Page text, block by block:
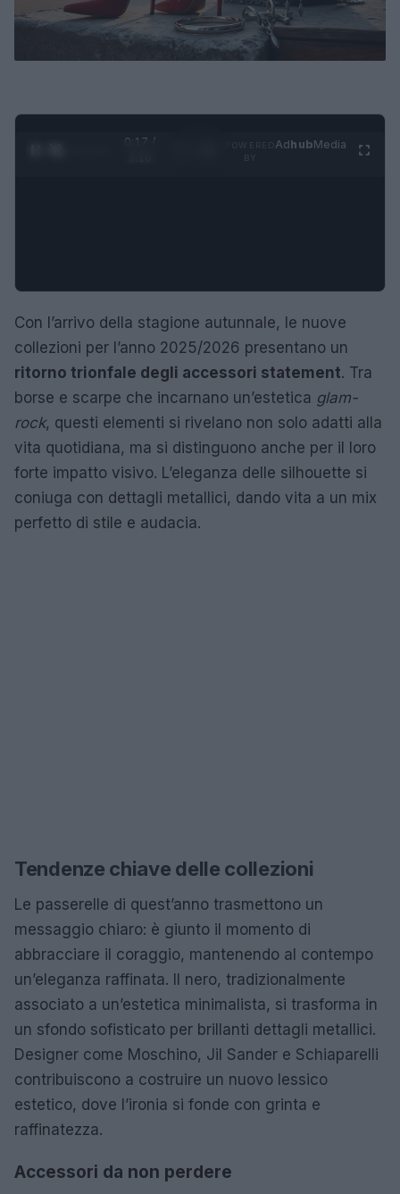
0:18 /
AdhubMedia
Con l’arrivo della stagione autunnale, le nuove
collezioni per l’anno 2025/2026 presentano un
ritorno trionfale degli accessori statement. Tra
borse e scarpe che incarnano un’estetica glam-
rock, questi elementi si rivelano non solo adatti alla
vita quotidiana, ma si distinguono anche per il loro
forte impatto visivo. L’eleganza delle silhouette si
coniuga con dettagli metallici, dando vita a un mix
perfetto di stile e audacia.
Tendenze chiave delle collezioni
Le passerelle di quest’anno trasmettono un
messaggio chiaro: è giunto il momento di
abbracciare il coraggio, mantenendo al contempo
un’eleganza raffinata. Il nero, tradizionalmente
associato a un’estetica minimalista, si trasforma in
un sfondo sofisticato per brillanti dettagli metallici.
Designer come Moschino, Jil Sander e Schiaparelli
contribuiscono a costruire un nuovo lessico
estetico, dove l’ironia si fonde con grinta e
raffinatezza.
Accessori da non perdere